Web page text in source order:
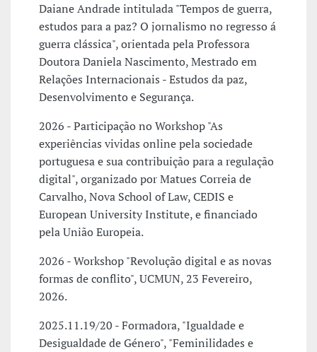
Daiane Andrade intitulada "Tempos de guerra,
estudos para a paz? O jornalismo no regresso á
guerra clássica", orientada pela Professora
Doutora Daniela Nascimento, Mestrado em
Relações Internacionais - Estudos da paz,
Desenvolvimento e Segurança.
2026 - Participação no Workshop "As
experiências vividas online pela sociedade
portuguesa e sua contribuição para a regulação
digital", organizado por Matues Correia de
Carvalho, Nova School of Law, CEDIS e
European University Institute, e financiado
pela União Europeia.
2026 - Workshop "Revolução digital e as novas
formas de conflito", UCMUN, 23 Fevereiro,
2026.
2025.11.19/20 - Formadora, "Igualdade e
Desigualdade de Género", "Feminilidades e